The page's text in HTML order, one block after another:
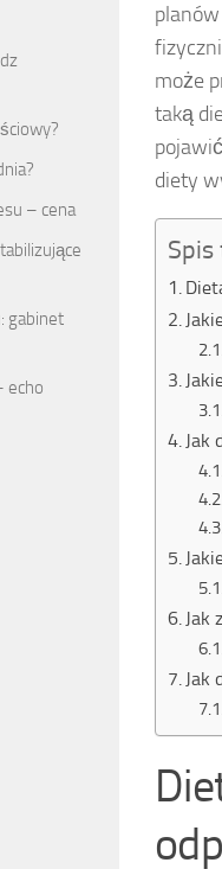
może
taką
diety
Jak
Jak
Jak
– cena
gabinet
echo